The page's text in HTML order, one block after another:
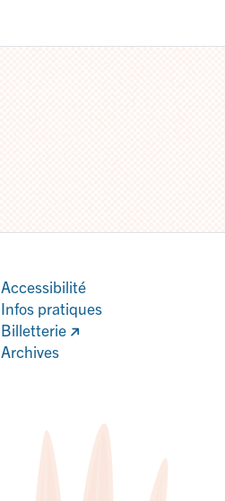
Accessibilité
Infos pratiques
Billetterie
Archives